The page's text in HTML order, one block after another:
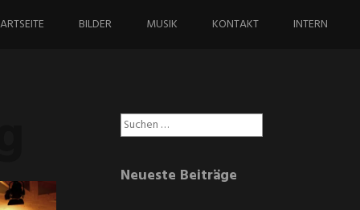
BILDER MUSIK KONTAKT INTERN
Suchen
nach:
Neueste Beiträge